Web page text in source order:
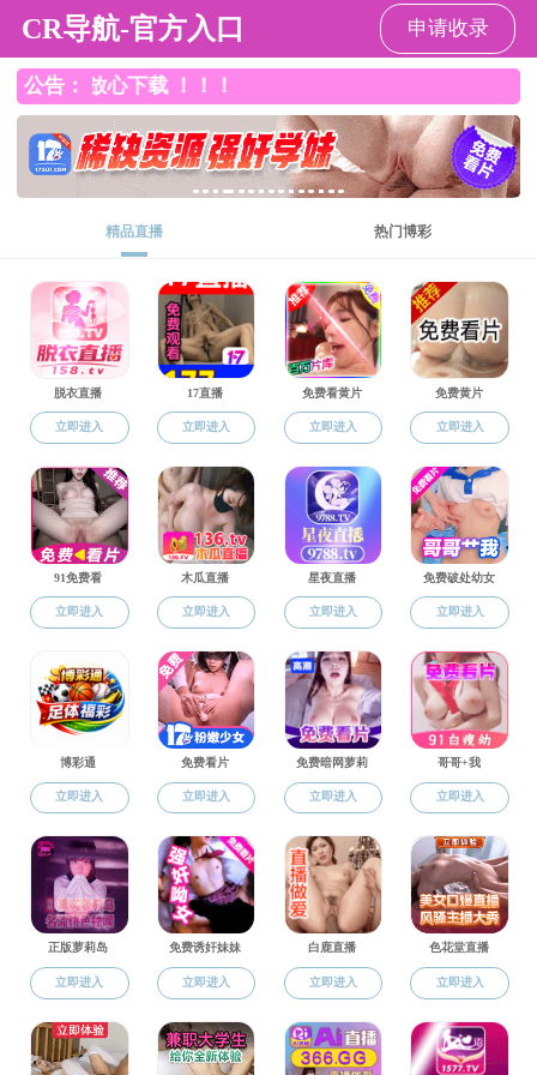
直播app
直播app 直播app概况 党群工作 师资队伍 本
研究生教育
硕博招生
培养工作
学位工作
导师工作
学科建设
相关下载
学位工作
关于做好2024
2025届春季批
关于评选宁波大
关于做好2024
1